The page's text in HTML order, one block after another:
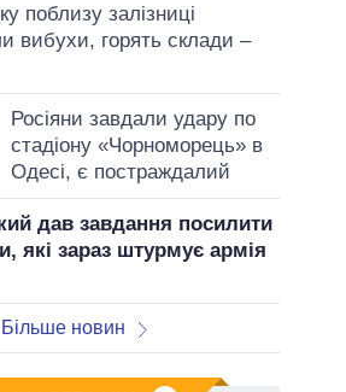
поблизу залізниці
вибухи, горять склади –
Росіяни завдали удару по
стадіону «Чорноморець» в
Одесі, є постраждалий
дав завдання посилити
які зараз штурмує армія
Більше новин